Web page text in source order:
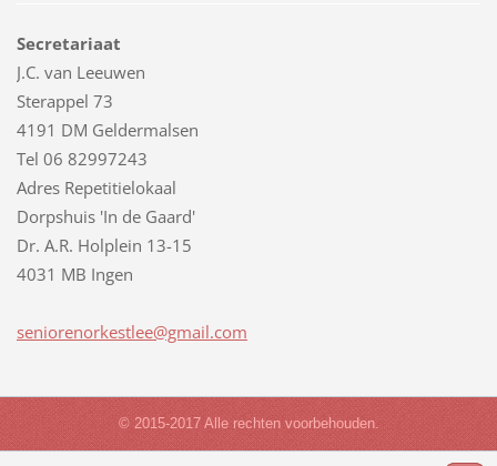
Secretariaat
J.C. van Leeuwen
Sterappel 73
4191 DM Geldermalsen
Tel 06 82997243
Adres Repetitielokaal
Dorpshuis 'In de Gaard'
Dr. A.R. Holplein 13-15
4031 MB Ingen
seniorenorkestlee@gmail.com
© 2015-2017 Alle rechten voorbehouden.